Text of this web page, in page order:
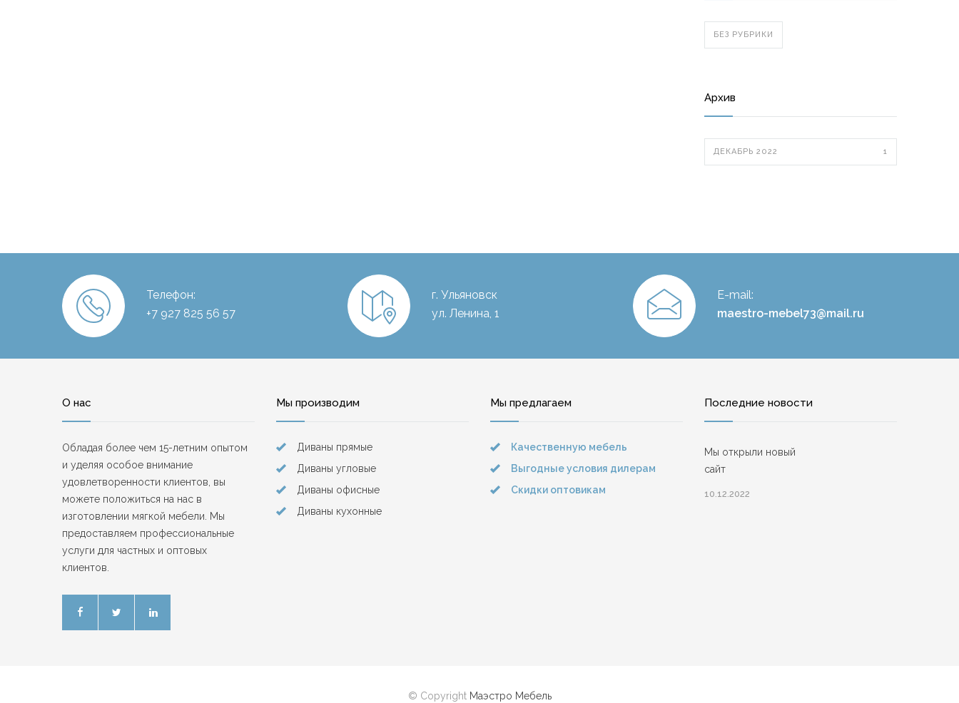
БЕЗ РУБРИКИ
Архив
ДЕКАБРЬ 2022 1
Телефон:
+7 927 825 56 57
г. Ульяновск
ул. Ленина, 1
E-mail:
maestro-mebel73@mail.ru
О нас
Обладая более чем 15-летним опытом
и уделяя особое внимание
удовлетворенности клиентов, вы
можете положиться на нас в
изготовлении мягкой мебели. Мы
предоставляем профессиональные
услуги для частных и оптовых
клиентов.
Мы производим
Диваны прямые
Диваны угловые
Диваны офисные
Диваны кухонные
Мы предлагаем
Качественную мебель
Выгодные условия дилерам
Скидки оптовикам
Последние новости
Мы открыли новый
сайт
10.12.2022
© Copyright Маэстро Мебель